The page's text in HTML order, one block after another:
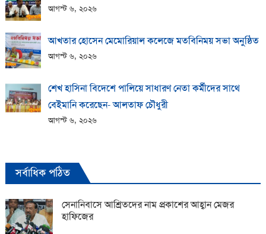
আগস্ট ৬, ২০২৬
আখতার হোসেন মেমোরিয়াল কলেজে মতবিনিময় সভা অনুষ্ঠিত
আগস্ট ৬, ২০২৬
শেখ হাসিনা বিদেশে পালিয়ে সাধারণ নেতা কর্মীদের সাথে
বেইমানি করেছেন- আলতাফ চৌধুরী
আগস্ট ৬, ২০২৬
সর্বাধিক পঠিত
সেনানিবাসে আশ্রিতদের নাম প্রকাশের আহ্বান মেজর
হাফিজের